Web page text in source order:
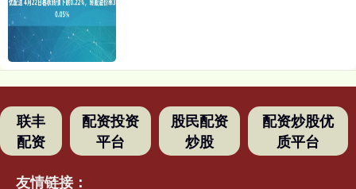
联丰
配资
配资投资
平台
股民配资
炒股
配资炒股优
质平台
友情链接：